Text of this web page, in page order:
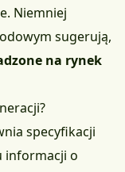
Niemniej
sugerują,
na rynek
specyfikacji
informacji o